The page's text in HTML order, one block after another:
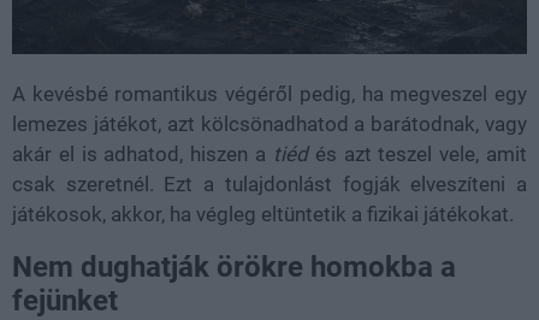
A kevésbé romantikus végéről pedig, ha megveszel egy
lemezes játékot, azt kölcsönadhatod a barátodnak, vagy
akár el is adhatod, hiszen a tiédés azt teszel vele, amit
csak szeretnél. Ezt a tulajdonlást fogják elveszíteni a
játékosok, akkor, ha végleg eltüntetik a fizikai játékokat.
Nem dughatják örökre homokba a
fejünket